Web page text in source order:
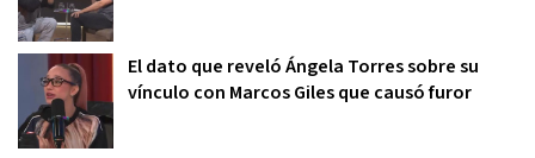
El dato que reveló Ángela Torres sobre su
vínculo con Marcos Giles que causó furor